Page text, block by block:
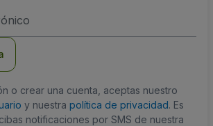
o crear una cuenta, aceptas nuestro
y nuestra política de privacidad. Es
notificaciones por SMS de nuestra